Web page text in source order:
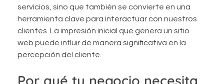
servicios, sino que también se convierte en una
herramienta clave para interactuar con nuestros
clientes. La impresión inicial que genera un sitio
web puede influir de manera significativa en la
percepción del cliente.